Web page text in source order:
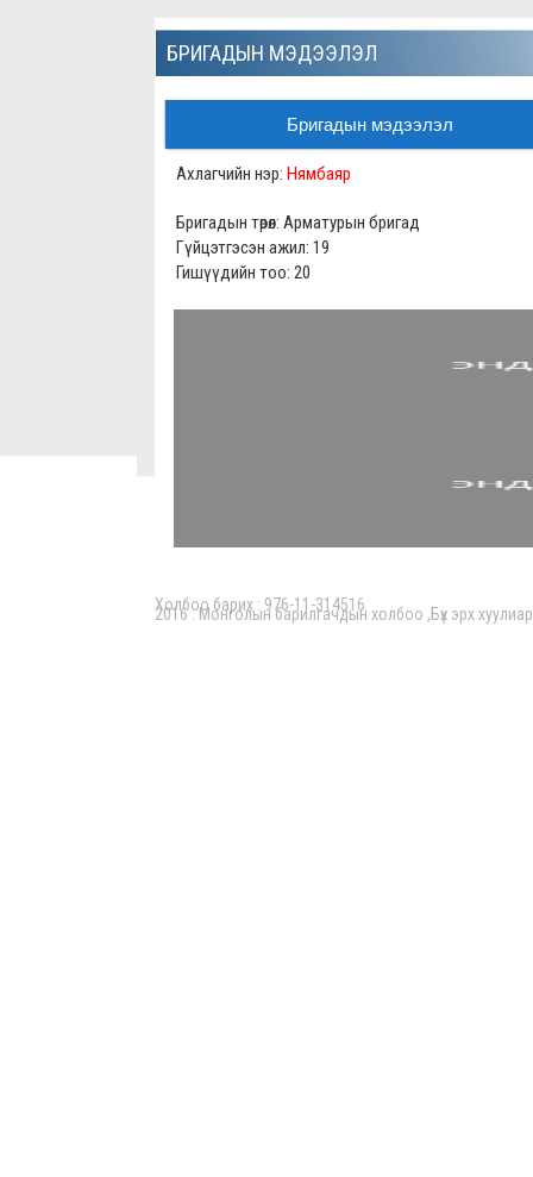
БРИГАДЫН МЭДЭЭЛЭЛ
Бригадын мэдээлэл
Ахлагчийн нэр: Нямбаяр
Бригадын төрөл: Арматурын бригад
Гүйцэтгэсэн ажил: 19
Гишүүдийн тоо: 20
Холбоо барих : 976-11-314516
2016 . Монголын барилгачдын холбоо ,Бүх эрх